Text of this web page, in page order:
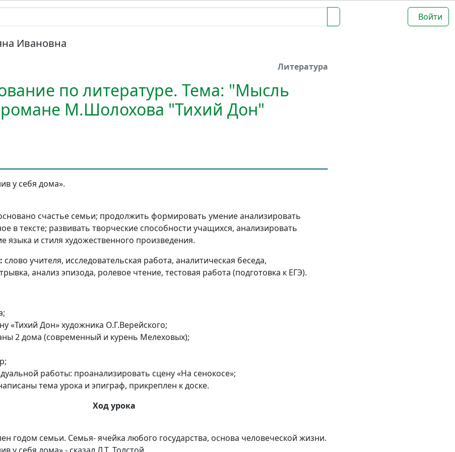
Войти
Ивановна
Литература
по литературе. Тема: "Мысль
М.Шолохова "Тихий Дон"
у себя дома».
счастье семьи; продолжить формировать умение анализировать
в тексте; развивать творческие способности учащихся, анализировать
языка и стиля художественного произведения.
слово учителя, исследовательская работа, аналитическая беседа,
анализ эпизода, ролевое чтение, тестовая работа (подготовка к ЕГЭ).
«Тихий Дон» художника О.Г.Верейского;
2 дома (современный и курень Мелеховых);
работы: проанализировать сцену «На сенокосе»;
тема урока и эпиграф, прикреплен к доске.
Ход урока
годом семьи. Семья- ячейка любого государства, основа человеческой жизни.